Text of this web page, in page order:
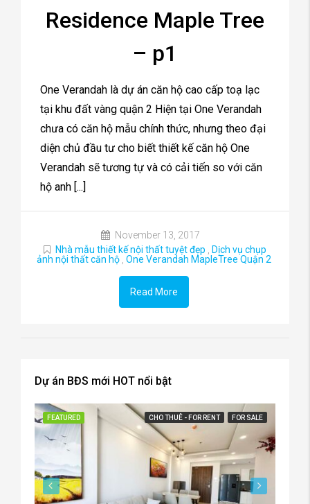
Residence Maple Tree
– p1
One Verandah là dự án căn hộ cao cấp toạ lạc
tại khu đất vàng quận 2 Hiện tại One Verandah
chưa có căn hộ mẫu chính thức, nhưng theo đại
diện chủ đầu tư cho biết thiết kế căn hộ One
Verandah sẽ tương tự và có cải tiến so với căn
hộ anh [...]
November 13, 2017
Nhà mẫu thiết kế nội thất tuyệt đẹp
Dịch vụ chụp
ảnh nội thất căn hộ One Verandah MapleTree Quận 2
Read More
Dự án BĐS mới HOT nổi bật
FEATURED CHO THUÊ - FOR RENT FOR SALE